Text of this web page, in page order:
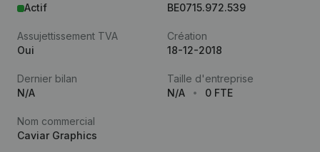
Actif
BE0715.972.539
Assujettissement TVA
Oui
Création
18-12-2018
Dernier bilan
N/A
Taille d'entreprise
N/A
0 FTE
Nom commercial
Caviar Graphics